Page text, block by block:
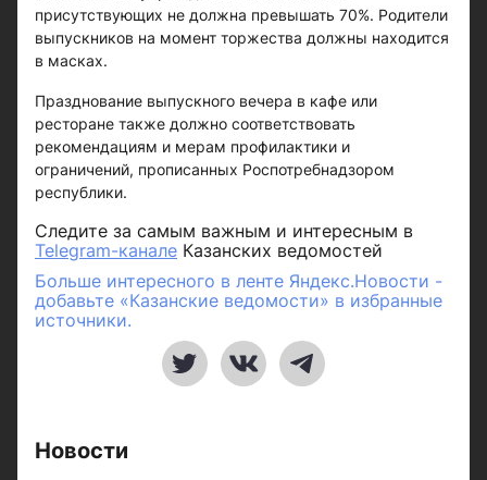
присутствующих не должна превышать 70%. Родители
выпускников на момент торжества должны находится
в масках.
Празднование выпускного вечера в кафе или
ресторане также должно соответствовать
рекомендациям и мерам профилактики и
ограничений, прописанных Роспотребнадзором
республики.
Следите за самым важным и интересным в
Telegram-канале Казанских ведомостей
Больше интересного в ленте Яндекс.Новости -
добавьте «Казанские ведомости» в избранные
источники.
Новости